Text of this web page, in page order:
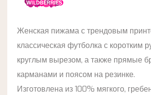
Женская пижама с трендовым
классическая футболка с коротким
круглым вырезом, а также прямые
карманами и поясом на резинке.
Изготовлена из 100% мягкого,